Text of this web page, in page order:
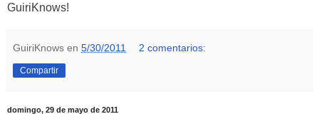
GuiriKnows!
GuiriKnows en 5/30/2011 2 comentarios:
Compartir
domingo, 29 de mayo de 2011